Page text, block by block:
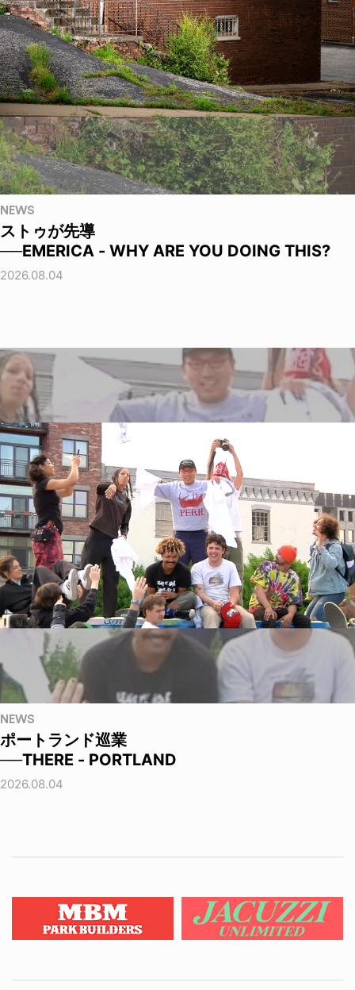
NEWS
ストゥが先導
──EMERICA - WHY ARE YOU DOING THIS?
2026.08.04
NEWS
ポートランド巡業
──THERE - PORTLAND
2026.08.04